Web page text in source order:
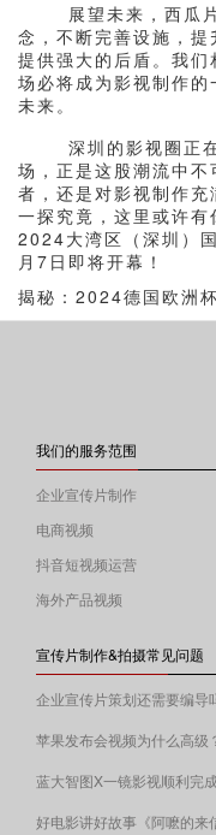
展望未来，西瓜
念，不断完善设施，
提供强大的后盾。我
场必将成为影视制作
未来。
深圳的影视圈正
场，正是这股潮流中
者，还是对影视制作
一探究竟，这里或许有
2024大湾区（深圳）
月7日即将开幕！
揭秘：2024德国欧洲
我们的服务范围
企业宣传片制作
电商视频
抖音短视频运营
海外产品视频
宣传片制作&拍摄常见问题
企业宣传片策划还需要编导
苹果发布会视频为什么高级
好电影讲好故事《阿嚒的来